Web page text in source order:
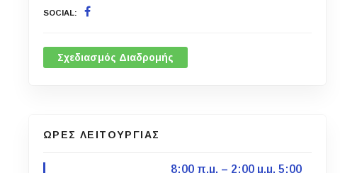
SOCIAL
Σχεδιασμός Διαδρομής
ΩΡΕΣ ΛΕΙΤΟΥΡΓΙΑΣ
8:00 π.μ. – 2:00 μ.μ. 5:00